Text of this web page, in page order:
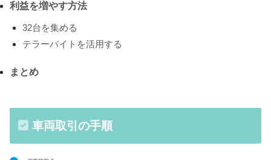
利益を増やす方法
32台を集める
テラーバイトを活用する
まとめ
車両取引の手順